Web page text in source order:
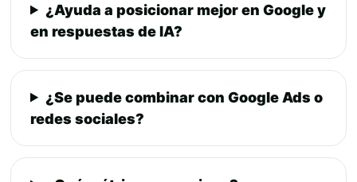
¿Ayuda a posicionar mejor en Google y
en respuestas de IA?
¿Se puede combinar con Google Ads o
redes sociales?